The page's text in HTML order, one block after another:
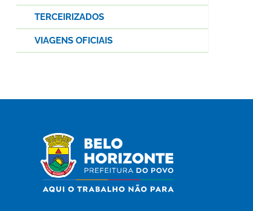
TERCEIRIZADOS
VIAGENS OFICIAIS